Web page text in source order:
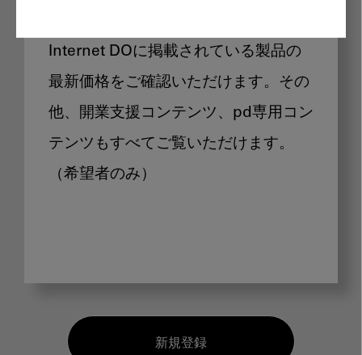
Internet DOに掲載されている製品の
最新価格をご確認いただけます。その
他、開業支援コンテンツ、pd専用コン
テンツもすべてご覧いただけます。
（希望者のみ）
新規登録